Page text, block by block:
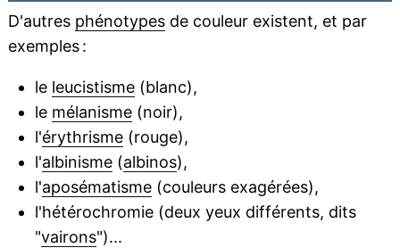
D'autres phénotypesde couleur existent, et par
exemples :
le leucistisme(blanc),
le mélanisme(noir),
l'érythrisme(rouge),
l'albinisme(albinos),
l'aposématisme(couleurs exagérées),
l'hétérochromie (deux yeux différents, dits
"vairons")...